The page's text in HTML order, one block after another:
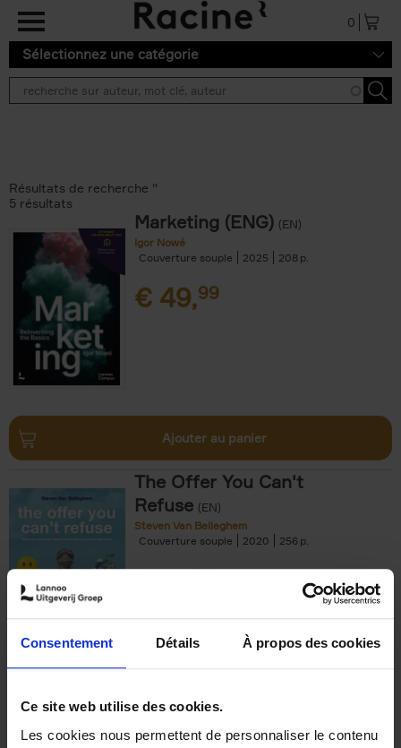
Consentement Détails À propos des cookies
Ce site web utilise des cookies.
Les cookies nous permettent de personnaliser le contenu
Aller au contenu principal
0
Sélectionnez une catégorie
Résultats de recherche ''
5 résultats
Marketing (ENG) (EN)
Igor Nowé
Couverture souple
2025 208
€ 49,99
Ajouter au panier
The Offer You Can't
Refuse (EN)
Steven Van Belleghem
Couverture souple
2020 256
€37,50
Building Bonds = Building